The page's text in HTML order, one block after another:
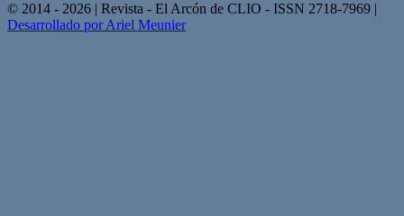
© 2014 - 2026 | Revista - El Arcón de CLIO - ISSN 2718-7969 |
Desarrollado por Ariel Meunier